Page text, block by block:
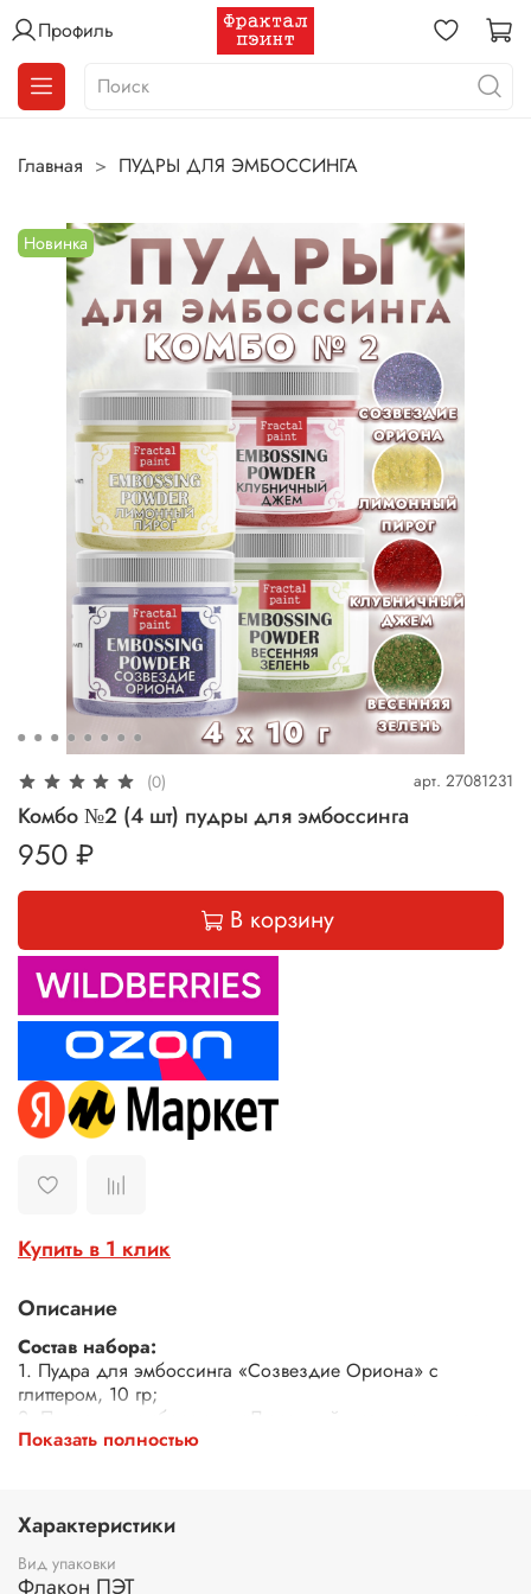
Профиль
Главная ПУДРЫ ДЛЯ ЭМБОССИНГА
Новинка
(0) арт. 27081231
Комбо №2 (4 шт) пудры для эмбоссинга
950 ₽
В корзину
Купить в 1 клик
Описание
Cостав набора:
1. Пудра для эмбоссинга «Созвездие Ориона» с
глиттером, 10 гр;
2. Пудра для эмбоссинга «Лимонный пирог» с глиттером,
10 гр;
4. Пудра для эмбоссинга «Весенняя зелень» с глиттером,
10 гр.
Пудра для эмбоссинга от Fractal Paint предназначена для
Показать полностью
Характеристики
Вид упаковки
Флакон ПЭТ